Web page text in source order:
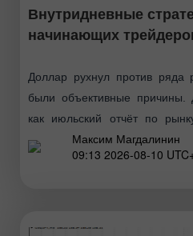
Внутридневные
начинающих
Доллар рухнул против ряда
были объективные причины.
как июльский отчёт по
рынку крайне слабый
несельскохозяйственном
Максим Магдалинин
09:13 2026-08-10